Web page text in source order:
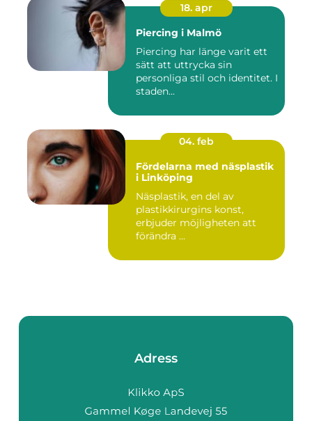
18. apr
Piercing i Malmö
Piercing har länge varit ett
sätt att uttrycka sin
personliga stil och identitet. I
staden...
04. feb
Fördelarna med näsplastik
i Linköping
Näsplastik, en del av
plastikkirurgins konst,
erbjuder möjligheten att
förändra ...
Adress